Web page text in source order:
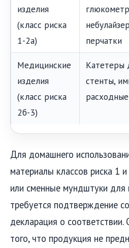
изделия
(класс риска
1-2а)
перчатки
Медицинские
изделия
(класс риска
2б-3)
Катетеры
стенты,
Для домашнего
материалы классов риска 1
или сменные мундштуки для
требуется подтверждение
декларация о
того, что продукция не